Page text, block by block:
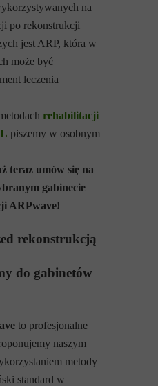
na
po rekonstrukcji
jest ARP, która w
może być
leczenia
rehabilitacji
piszemy w osobnym
teraz umów się na
gabinecie
ARPwave!
rekonstrukcją
do gabinetów
to profesjonalne
naszym
metody
standard w